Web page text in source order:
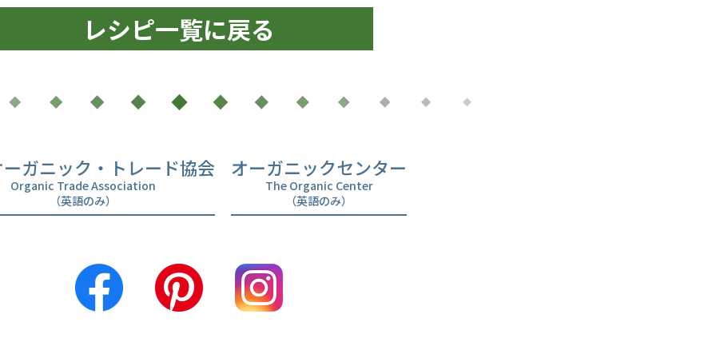
レシピ一覧に戻る
ガニック・トレード協会
Organic Trade Association
（英語のみ）
オーガニックセンター
The Organic Center
（英語のみ）